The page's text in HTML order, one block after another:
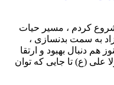
را شروع کردم ، مسیر حیات
به سمت بدنسازی ،
هم دنبال بهبود و ارتقا
(ع) تا جایی که توان